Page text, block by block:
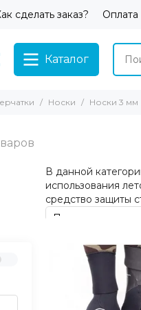
сделать заказ? Оплата
Каталог
Носки Носки 3 мм
В данной
использования
средство защиты